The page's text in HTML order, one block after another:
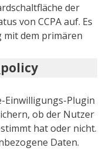
der
von CCPA auf. Es
dem primären
Einwilligungs-Plugin
ob der Nutzer
hat oder nicht.
Daten.